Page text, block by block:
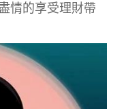
情的享受理財帶